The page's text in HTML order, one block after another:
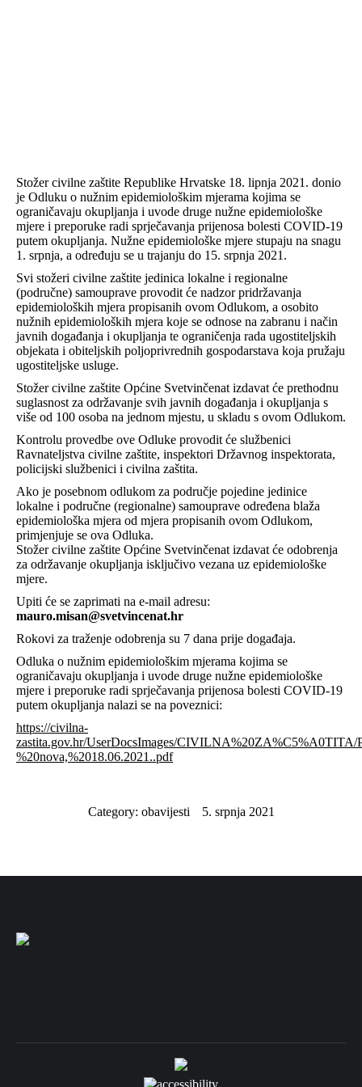
Stožer civilne zaštite Republike Hrvatske 18. lipnja 2021. donio
je Odluku o nužnim epidemiološkim mjerama kojima se
ograničavaju okupljanja i uvode druge nužne epidemiološke
mjere i preporuke radi sprječavanja prijenosa bolesti COVID-19
putem okupljanja. Nužne epidemiološke mjere stupaju na snagu
1. srpnja, a određuju se u trajanju do 15. srpnja 2021.
Svi stožeri civilne zaštite jedinica lokalne i regionalne
(područne) samouprave provodit će nadzor pridržavanja
epidemioloških mjera propisanih ovom Odlukom, a osobito
nužnih epidemioloških mjera koje se odnose na zabranu i način
javnih događanja i okupljanja te ograničenja rada ugostiteljskih
objekata i obiteljskih poljoprivrednih gospodarstava koja pružaju
ugostiteljske usluge.
Stožer civilne zaštite Općine Svetvinčenat izdavat će prethodnu
suglasnost za održavanje svih javnih događanja i okupljanja s
više od 100 osoba na jednom mjestu, u skladu s ovom Odlukom.
Kontrolu provedbe ove Odluke provodit će službenici
Ravnateljstva civilne zaštite, inspektori Državnog inspektorata,
policijski službenici i civilna zaštita.
Ako je posebnom odlukom za područje pojedine jedinice
lokalne i područne (regionalne) samouprave određena blaža
epidemiološka mjera od mjera propisanih ovom Odlukom,
primjenjuje se ova Odluka.
Stožer civilne zaštite Općine Svetvinčenat izdavat će odobrenja
za održavanje okupljanja isključivo vezana uz epidemiološke
mjere.
Upiti će se zaprimati na e-mail adresu:
mauro.misan@svetvincenat.hr
Rokovi za traženje odobrenja su 7 dana prije događaja.
Odluka o nužnim epidemiološkim mjerama kojima se
ograničavaju okupljanja i uvode druge nužne epidemiološke
mjere i preporuke radi sprječavanja prijenosa bolesti COVID-19
putem okupljanja nalazi se na poveznici:
https://civilna-
zastita.gov.hr/UserDocsImages/
%20nova,%2018.06.2021..pdf
Category: obavijesti 5. srpnja 2021